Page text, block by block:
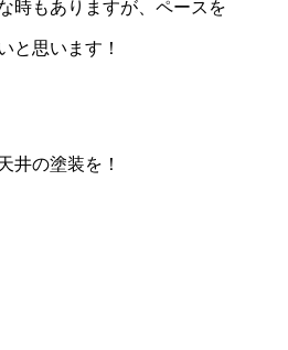
時もありますが、ペースを
と思います！
井の塗装を！